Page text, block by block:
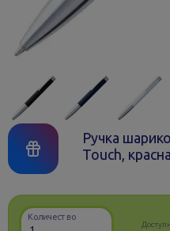
Ручка
Touch,
Количество